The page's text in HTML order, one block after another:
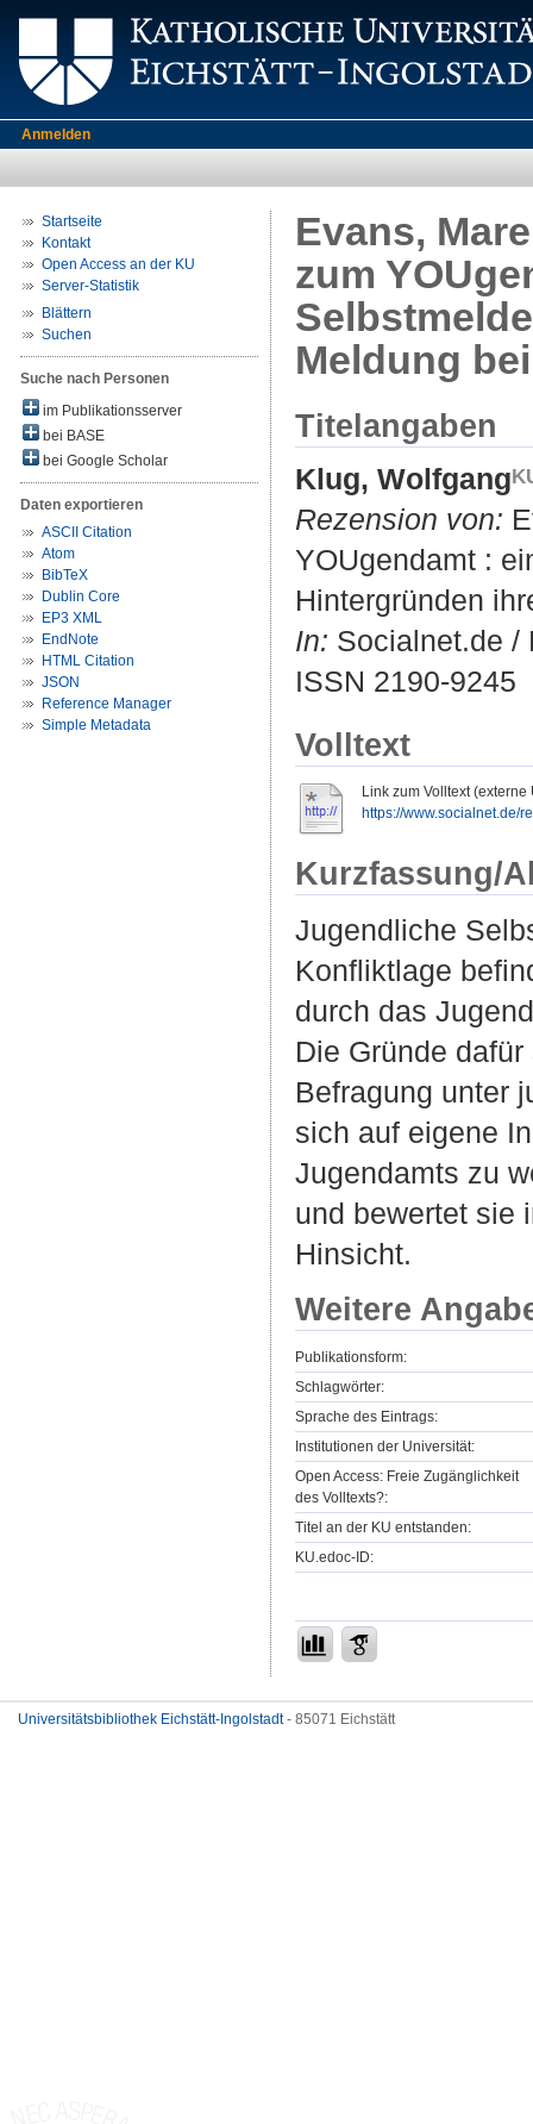
Anmelden
Startseite
Kontakt
Open Access an der KU
Server-Statistik
Blättern
Suchen
Suche nach Personen
im Publikationsserver
bei BASE
bei Google Scholar
Daten exportieren
ASCII Citation
Atom
BibTeX
Dublin Core
EP3 XML
EndNote
HTML Citation
JSON
Reference Manager
Simple Metadata
Evans,
zum
Meldung
Titelangaben
Klug, Wolfgang
Rezension von:
YOUgendamt :
Hintergründen
In: Socialnet.de /
ISSN 2190-9245
Volltext
Link zum Volltext (externe
https://www.socialnet.de/
Kurzfassung/
Jugendliche
Konfliktlage
durch das
Die Gründe
Befragung unter
sich auf eigene
Jugendamts zu
und bewertet sie
Hinsicht.
Weitere
Publikationsform:
Schlagwörter:
Sprache des Eintrags:
Institutionen der Universität:
Open Access: Freie Zugänglichkeit
des Volltexts?:
Titel an der KU entstanden:
KU.edoc-ID:
Universitätsbibliothek Eichstätt-Ingolstadt- 85071 Eichstätt